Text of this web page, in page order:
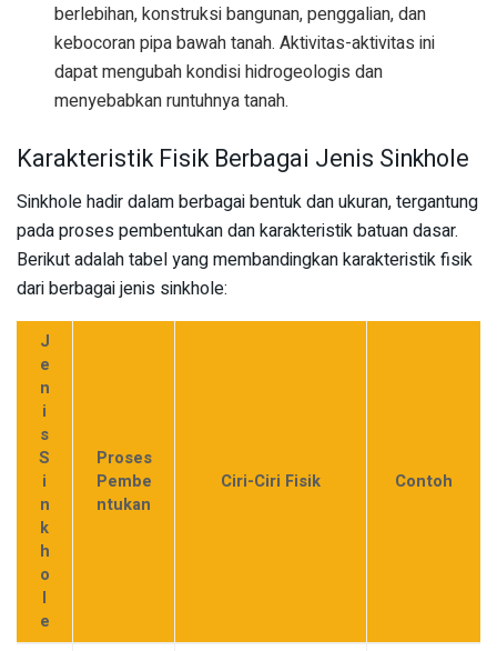
berlebihan, konstruksi bangunan, penggalian, dan
kebocoran pipa bawah tanah. Aktivitas-aktivitas ini
dapat mengubah kondisi hidrogeologis dan
menyebabkan runtuhnya tanah.
Karakteristik Fisik Berbagai Jenis Sinkhole
Sinkhole hadir dalam berbagai bentuk dan ukuran, tergantung
pada proses pembentukan dan karakteristik batuan dasar.
Berikut adalah tabel yang membandingkan karakteristik fisik
dari berbagai jenis sinkhole:
J
e
n
i
s
S
i
n
k
h
o
l
e
Proses
Pembe
ntukan
Ciri-Ciri Fisik Contoh